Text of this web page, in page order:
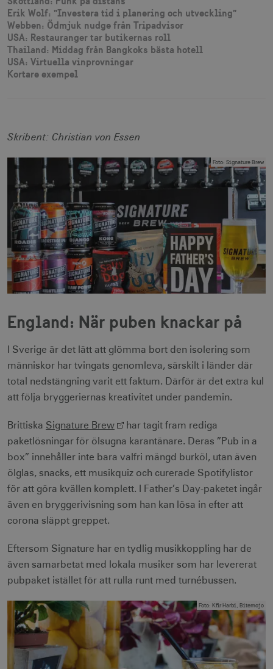
Erik Wolf: ”Investera tid i planering och utveckling”
Webben: Ödmjuk nudge från Tripadvisor
USA: Restauranger tar butikernas roll
Thailand: Middag från Bangkoks bästa hotell
USA: Virtuella vinprovningar
Kortare exempel
Skribent: Christian von Essen
Foto: Signature Brew
England: När puben knackar på
I Sverige är det lätt att glömma bort den isolering som
människor har tvingats genomleva, särskilt i länder där
total nedstängning varit ett faktum. Därför är det extra kul
att följa bryggeriernas kreativitet under pandemin.
Brittiska Signature Brew
har tagit fram rediga
paketlösningar för ölsugna karantänare. Deras ”Pub in a
box” innehåller inte bara valfri mängd burköl, utan även
ölglas, snacks, ett musikquiz och curerade Spotifylistor
för att göra kvällen komplett. I Father’s Day-paketet ingår
även en bryggerivisning som han kan lösa in efter att
corona släppt greppet.
Eftersom Signature har en tydlig musikkoppling har de
även samarbetat med lokala musiker som har levererat
pubpaket istället för att rulla runt med turnébussen.
Foto: Kfir Harbi, Bitemojo